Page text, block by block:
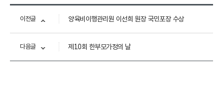
이전글 양육비이행관리원 이선희 원장 국민포장 수상
다음글 제10회 한부모가정의 날